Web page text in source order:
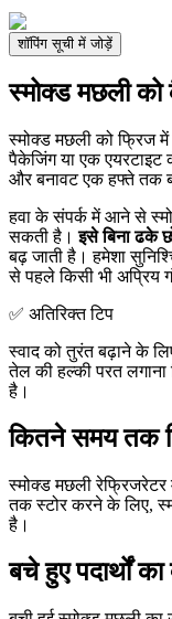
शॉपिंग सूची में जोड़ें
स्मोक्ड मछली
स्मोक्ड मछली को फ्रिज
पैकेजिंग या एक
और बनावट एक हफ्ते तक
हवा के संपर्क में आने से
सकती है।इसे बिना ढके
बढ़ जाती है। हमेशा
से पहले किसी भी
✅ अतिरिक्त टिप
स्वाद को तुरंत बढ़ाने के
तेल की हल्की परत
है।
कितने समय तक
स्मोक्ड मछली रेफ्रिजरेटर
तक स्टोर करने के लिए,
है।
बचे हुए पदार्थों